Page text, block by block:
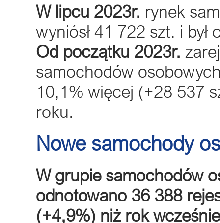
W lipcu 2023r. rynek
wyniósł 41 722 szt. i
Od początku 2023r.
samochodów
10,1% więcej (+28 537
roku.
Nowe samochody
W grupie samochodów
odnotowano 36 388
(+4,9%) niż rok